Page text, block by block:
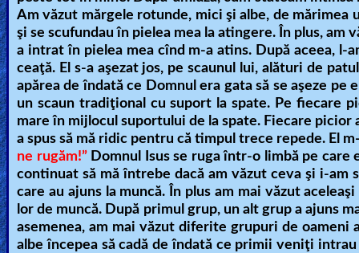
Am văzut mărgele rotunde, mici şi albe, de mărimea
şi se scufundau în pielea mea la atingere. În plus, am
a intrat în pielea mea cînd m-a atins. După aceea,
ceaţă. El s-a aşezat jos, pe scaunul lui, alături de
apărea de îndată ce Domnul era gata să se aşeze pe
un scaun tradiţional cu suport la spate. Pe fiecare
mare în mijlocul suportului de la spate. Fiecare
a spus să mă ridic pentru că timpul trece repede. El
ne rugăm!” Domnul Isus se ruga într-o limbă pe
continuat să mă întrebe dacă am văzut ceva şi i-am
care au ajuns la muncă. În plus am mai văzut
lor de muncă. După primul grup, un alt grup a ajuns
asemenea, am mai văzut diferite grupuri de
albe începea să cadă de îndată ce primii veniţi